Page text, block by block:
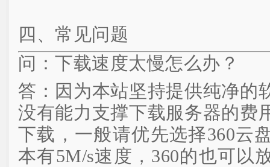
四、常见问题
问：下载速度太慢怎么办？
答：因为本站坚持提供纯净的
没有能力支撑下载服务器的费
下载，一般请优先选择360云
本有5M/s速度，360的也可以